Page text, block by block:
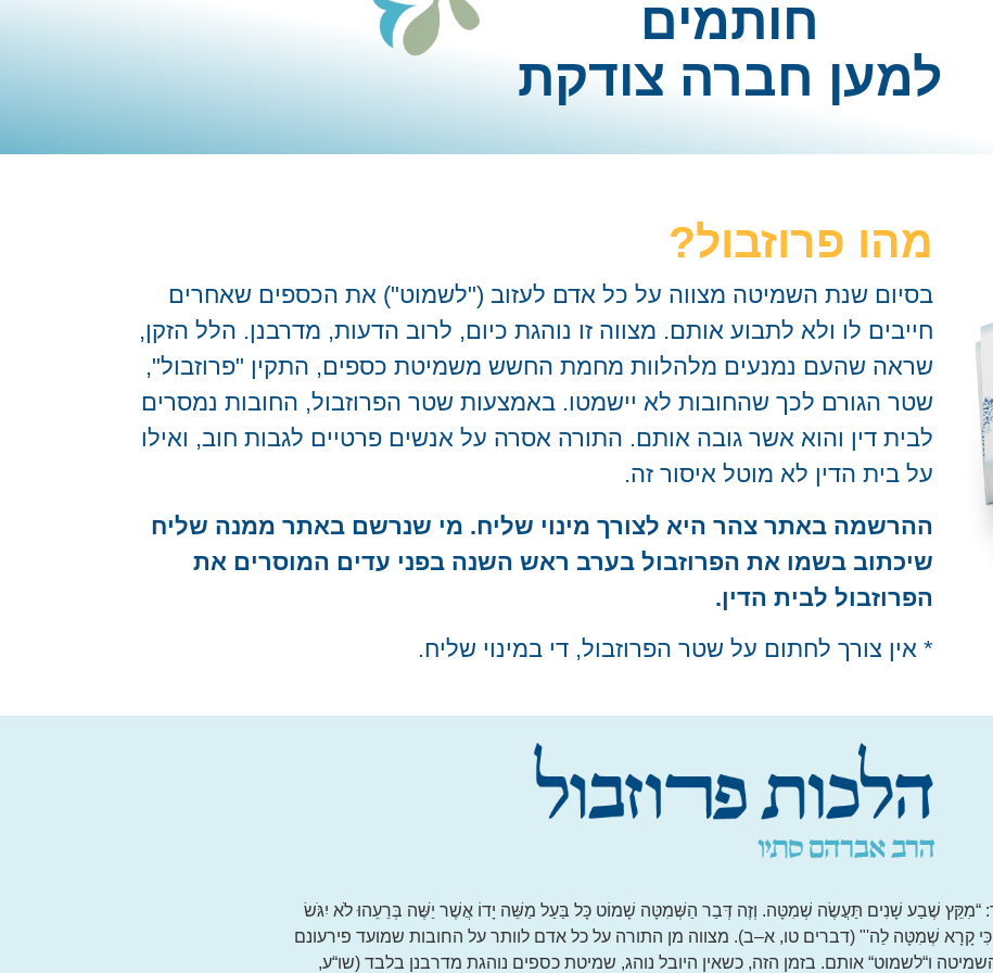
חותמים
למען חברה צודקת
מהו פרוזבול?
בסיום שנת השמיטה מצווה על כל אדם לעזוב ("לשמוט") את הכספים שאחרים
חייבים לו ולא לתבוע אותם. מצווה זו נוהגת כיום, לרוב הדעות, מדרבנן. הלל הזקן,
שראה שהעם נמנעים מלהלוות מחמת החשש משמיטת כספים, התקין "פרוזבול",
שטר הגורם לכך שהחובות לא יישמטו. באמצעות שטר הפרוזבול, החובות נמסרים
לבית דין והוא אשר גובה אותם. התורה אסרה על אנשים פרטיים לגבות חוב, ואילו
על בית הדין לא מוטל איסור זה.
ההרשמה באתר צהר היא לצורך מינוי שליח. מי שנרשם באתר ממנה שליח
שיכתוב בשמו את הפרוזבול בערב ראש השנה בפני עדים המוסרים את
הפרוזבול לבית הדין.
* אין צורך לחתום על שטר הפרוזבול, די במינוי שליח.
שֶׁבַע שָׁנִים תַּעֲשֶׂה שְׁמִטָּה. וְזֶה דְּבַר הַשְּׁמִטָּה שָׁמוֹט כָּל בַּעַל מַשֵּׁה יָדוֹ אֲשֶׁר יַשֶּׁה בְּרֵעֵהוּ לֹא יִגֹּשׂ
קָרָא שְׁמִטָּה לַה'" (דברים טו, א–ב). מצווה מן התורה על כל אדם לוותר על החובות שמועד פירעונם
ו“לשמוט“ אותם. בזמן הזה, כשאין היובל נוהג, שמיטת כספים נוהגת מדרבנן בלבד (שו“ע,